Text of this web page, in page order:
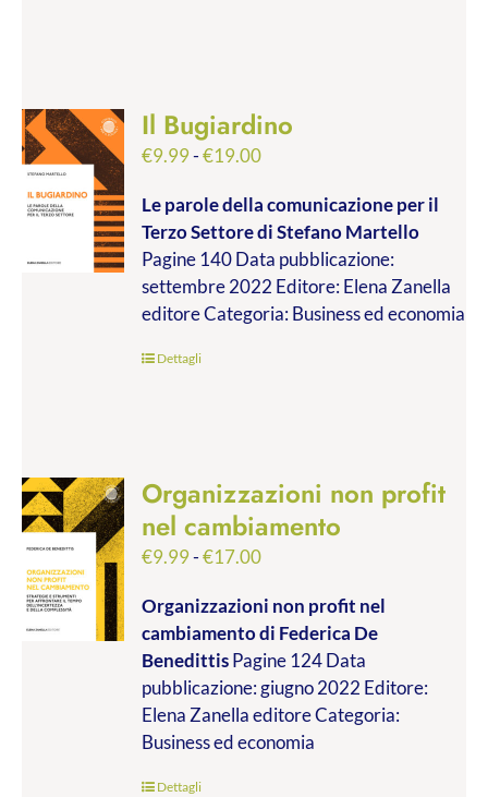
Il Bugiardino
€9.99-€19.00Fascia
prezzo:
da
€9.99
a
€19.00
Le parole della comunicazione per il
Terzo Settoredi Stefano Martello
Pagine 140 Data pubblicazione:
settembre 2022 Editore: Elena Zanella
editore Categoria: Business ed economia
Dettagli
Organizzazioni non profit
nel cambiamento
€9.99-€17.00Fascia
prezzo:
da
€9.99
a
€17.00
Organizzazioni non profit nel
cambiamentodi Federica De
BenedittisPagine 124 Data
pubblicazione: giugno 2022 Editore:
Elena Zanella editore Categoria:
Business ed economia
Dettagli